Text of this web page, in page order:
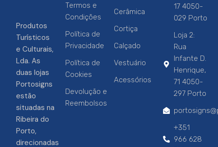
Produtos
Turísticos
e Culturais,
Lda. As
duas lojas
Portosigns
estão
situadas na
Ribeira do
Porto,
direcionadas
Termos e
Condições
Política de
Privacidade
Política de
Cookies
Devolução e
Reembolsos
Cerâmica
Cortiça
Calçado
Vestuário
Acessórios
17 4050-
029 Porto
Loja 2:
Rua
Infante D.
Henrique,
71 4050-
297 Porto
+351
966 628